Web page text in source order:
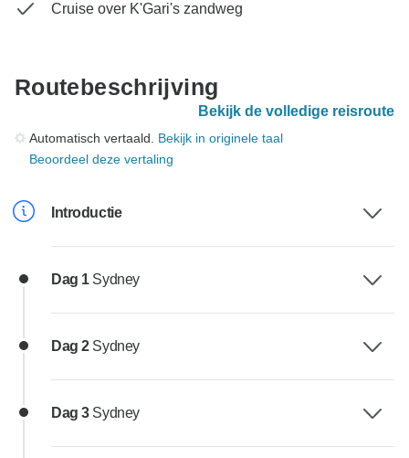
Cruise over K'Gari's zandweg
Routebeschrijving
Bekijk de volledige reisroute
Automatisch vertaald. Bekijk in originele taal
Beoordeel deze vertaling
Introductie
Dag 1 Sydney
Dag 2 Sydney
Dag 3 Sydney